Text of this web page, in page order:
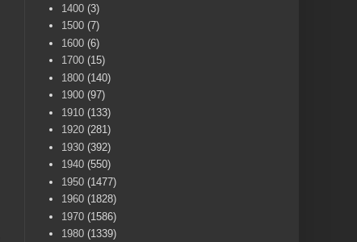
1400 (3)
1500 (7)
1600 (6)
1700 (15)
1800 (140)
1900 (97)
1910 (133)
1920 (281)
1930 (392)
1940 (550)
1950 (1477)
1960 (1828)
1970 (1586)
1980 (1339)